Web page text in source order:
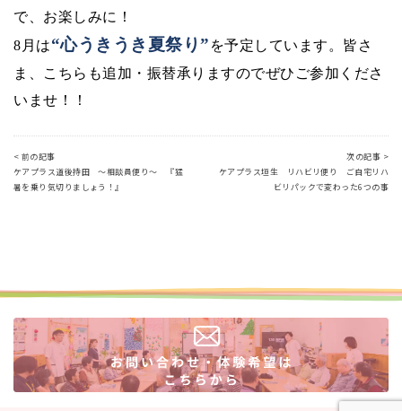
で、お楽しみに！
8 月は“心うきうき夏祭り” を予定しています。皆さ
ま、こちらも追加・振替承りますのでぜひご参加くださ
いませ！！
< 前の記事
ケアプラス道後持田 ～相談員便り～ 『猛
暑を乗り気切りましょう！』
次の記事 >
ケアプラス垣生 リハビリ便り ご自宅リハ
ビリパックで変わった6つの事